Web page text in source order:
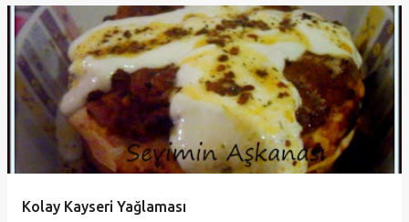
Kolay Kayseri Yağlaması